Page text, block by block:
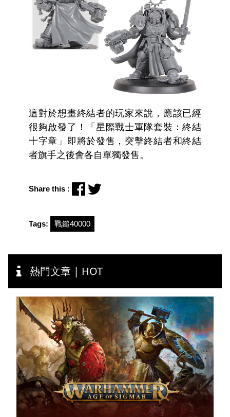
這對於想畫終結者的玩家來說，應該已經
很夠啟發了！「星際戰士軍隊套裝：終結
十字章」即將於發售，突擊終結者和終結
者旗手之後會各自單獨發售。
Share this :
Tags: 戰鎚40000
熱門文章 | HOT